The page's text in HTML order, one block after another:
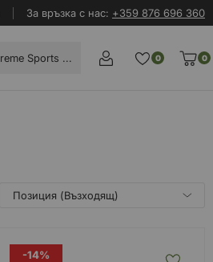
За връзка с нас: +359 876 696 360
0
0
-14%